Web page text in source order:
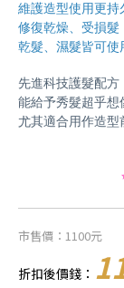
維護造型使用更持
修復乾燥、受損髮
乾髮、濕髮皆可使
先進科技護髮配
能給予秀髮超乎想
尤其適合用作造型
市售價：1100元
折扣後價錢：